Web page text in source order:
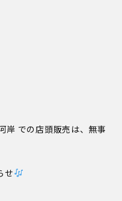
岸 での店頭販売は、無事
せ